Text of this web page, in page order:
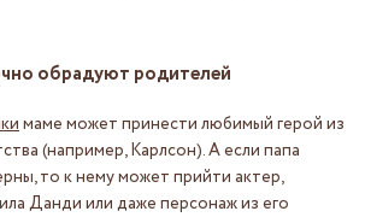
обрадуют родителей
маме может принести любимый герой из
(например, Карлсон). А если папа
то к нему может прийти актер,
Данди или даже персонаж из его